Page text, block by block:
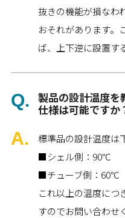
抜きの機能が損なわ
おそれがあります。
ば、上下逆に設置す
製品の設計温度を
仕様は可能ですか
標準品の設計温度は
■シェル側：90℃
■チューブ側：60℃
これ以上の温度につ
すのでお問い合わせ